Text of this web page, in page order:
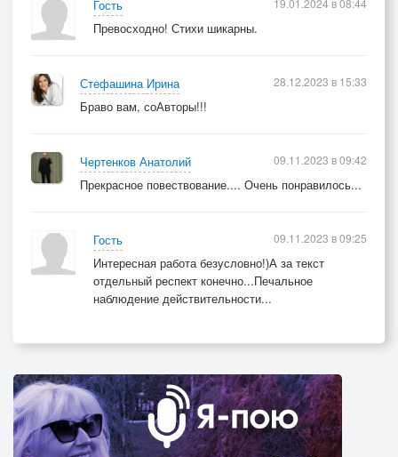
Гость
Превосходно! Стихи шикарны.
19.01.2024 в 08:44
Стефашина Ирина
Браво вам, соАвторы!!!
28.12.2023 в 15:33
Чертенков Анатолий
Прекрасное повествование.... Очень понравилось...
09.11.2023 в 09:42
Гость
Интересная работа безусловно!)А за текст
отдельный респект конечно...Печальное
наблюдение действительности...
09.11.2023 в 09:25